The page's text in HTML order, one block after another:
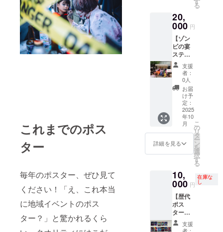
これまでのポス
ター
毎年のポスター、ぜひ見て
ください！「え、これ本当
に地域イベントのポス
ター？」と驚かれるくら
のファ
ストパ
スは1名
様のみ
有効と
させて
いただ
きま
す。複
数人の
場合は
人数分
ご支援
よろし
くお願
す。
ずお持
ち帰り
い。※そ
の他の
ご支援
者様と
バッ
ティン
グする
場合も
ありま
すので
ご了承
くださ
の空間
を提供
しま
す。 ５
人まで
期間中
利用可
能で
す。疲
れた時
寛ぐス
ペース
として
ご利用
くださ
い。※飲
食はOK
ずお持
ち帰り
い。※そ
の他の
ご支援
者様と
キスト
表記の
み）を
掲載し
ます。
備考欄
に掲載
しても
らいた
い名前
を必ず
記載く
ださ
い。 ・
掲載期
間：
2025年
掲載 ・
掲載方
法：文
字のみ
・注意
事項：
支援
時、必
る
20,
000 円
【ゾン
ビの宴
ステー
ジ スポ
ン
サー】
横川ゾ
ンビナ
イト11
のメイ
ンス
テージ
となる
ゾンビ
の宴ス
テージ
設置し
たモニ
ターに
ご支援
者様の
お名前
や企業
名、企
支援
者：
0人
お届
け予
定：
2025
年10
月
詳細を見る
こ
の
リ
タ
ー
ン
を
選
択
す
る
10,
000 円
在庫な
し
【歴代
ポス
ターデ
ザイン
アクリ
支援
者：